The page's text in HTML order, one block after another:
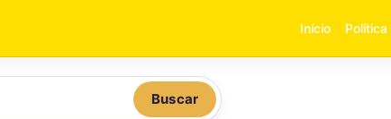
Início
Buscar